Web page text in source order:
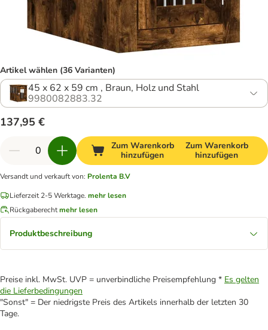
Artikel wählen (36 Varianten)
45 x 62 x 59 cm , Braun, Holz und Stahl
9980082883.32
137,95 €
Zum Warenkorb
hinzufügen
Zum Warenkorb
hinzufügen
Versandt und verkauft von: Prolenta B.V
Lieferzeit 2-5 Werktage. mehr lesen
Rückgaberechtmehr lesen
Produktbeschreibung
Preise inkl. MwSt. UVP = unverbindliche Preisempfehlung * Es gelten
die Lieferbedingungen
"Sonst" = Der niedrigste Preis des Artikels innerhalb der letzten 30
Tage.